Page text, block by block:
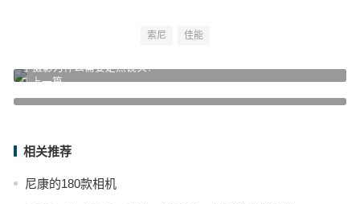
索尼 佳能
上一篇
学摄影为什么需要定焦镜头？
相关推荐
尼康的180款相机